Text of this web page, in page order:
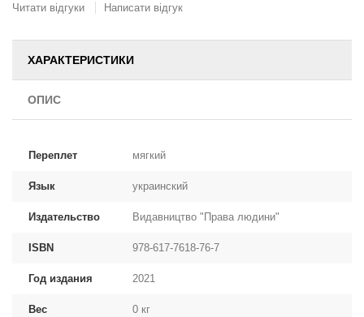
Читати відгуки Написати відгук
ХАРАКТЕРИСТИКИ
ОПИС
Переплет мягкий
Язык украинский
Издательство Видавництво "Права людини"
ISBN 978-617-7618-76-7
Год издания 2021
Вес 0 кг